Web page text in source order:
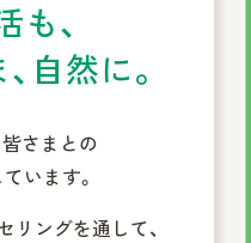
も、
自然に。
さまとの
います。
リングを通して、